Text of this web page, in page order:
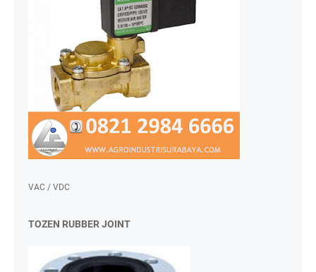
VAC / VDC
TOZEN RUBBER JOINT